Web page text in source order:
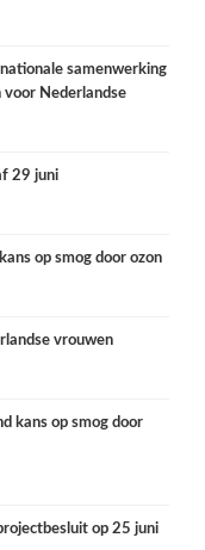
samenwerking
Nederlandse
29 juni
op smog door ozon
vrouwen
kans op smog door
op 25 juni